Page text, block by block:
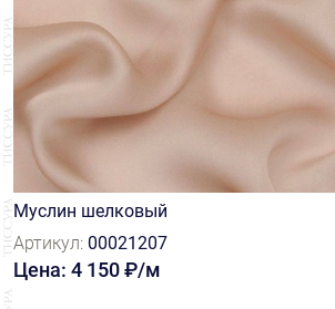
Муслин шелковый
Артикул: 00021207
Цена: 4 150 ₽/м